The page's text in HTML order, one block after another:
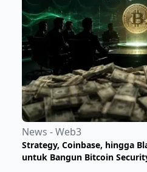
News - Web3
Strategy, Coinbase, hingga
untuk Bangun Bitcoin